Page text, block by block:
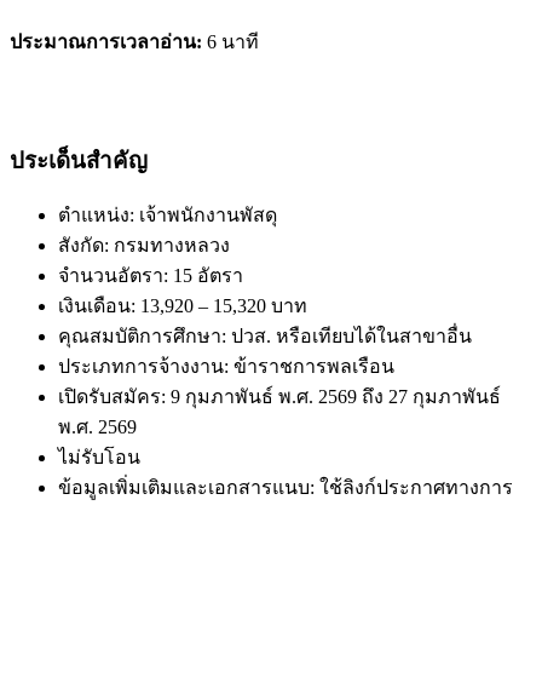
ประมาณการเวลาอ่าน: 6 นาที
ประเด็นสำคัญ
ตำแหน่ง: เจ้าพนักงานพัสดุ
สังกัด: กรมทางหลวง
จำนวนอัตรา: 15 อัตรา
เงินเดือน: 13,920 – 15,320 บาท
คุณสมบัติการศึกษา: ปวส. หรือเทียบได้ในสาขาอื่น
ประเภทการจ้างงาน: ข้าราชการพลเรือน
เปิดรับสมัคร: 9 กุมภาพันธ์ พ.ศ. 2569 ถึง 27 กุมภาพันธ์
พ.ศ. 2569
ไม่รับโอน
ข้อมูลเพิ่มเติมและเอกสารแนบ: ใช้ลิงก์ประกาศทางการ